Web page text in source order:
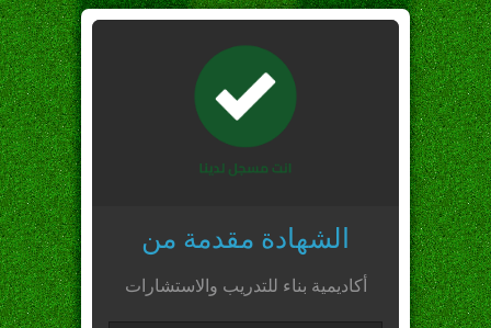
الشهادة مقدمة من
أكاديمية بناء للتدريب والاستشارات